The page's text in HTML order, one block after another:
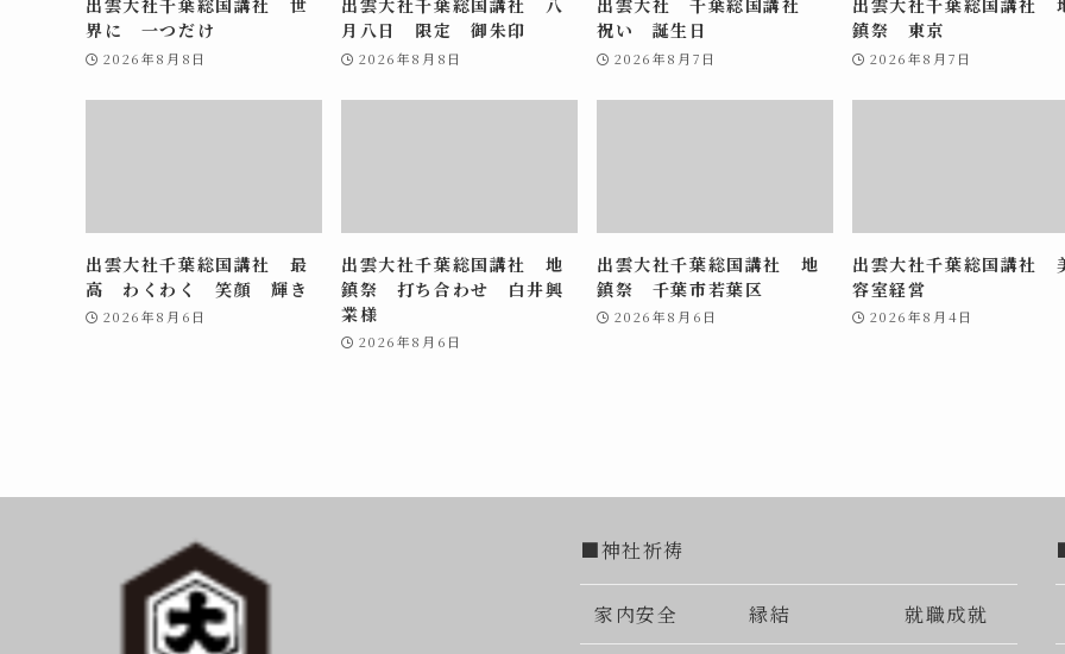
界に 一つだけ
2026年8月8日
月八日 限定 御朱印
2026年8月8日
祝い 誕生日
2026年8月7日
鎮祭 東京
2026年8月7日
出雲大社千葉総国講社 最
高 わくわく 笑顔 輝き
2026年8月6日
出雲大社千葉総国講社 地
鎮祭 打ち合わせ 白井興
業様
2026年8月6日
出雲大社千葉総国講社 地
鎮祭 千葉市若葉区
2026年8月6日
出雲大社千葉総国講社
容室経営
2026年8月4日
■神社祈祷
家内安全 縁結 就職成就